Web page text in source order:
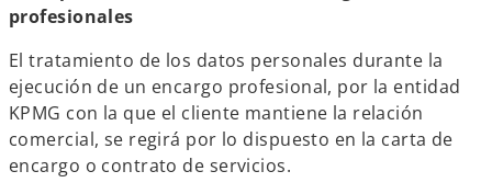
profesionales
El tratamiento de los datos personales durante la
ejecución de un encargo profesional, por la entidad
KPMG con la que el cliente mantiene la relación
comercial, se regirá por lo dispuesto en la carta de
encargo o contrato de servicios.